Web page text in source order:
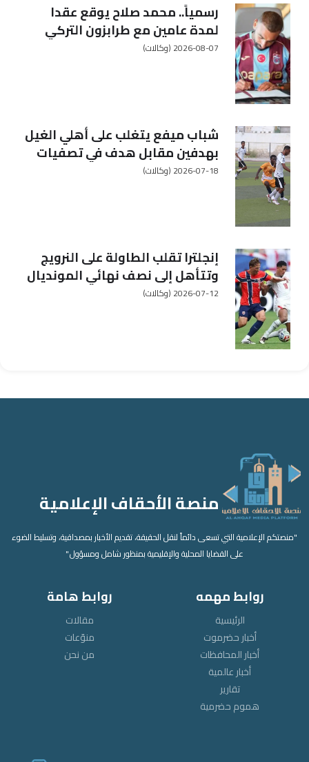
رسمياً.. محمد صلاح يوقع عقدا
لمدة عامين مع طرابزون التركي
2026-08-07 (وكالات)
شباب ميفع يتغلب على أهلي الغيل
بهدفين مقابل هدف في تصفيات
أندية الثالثة
2026-07-18 (وكالات)
إنجلترا تقلب الطاولة على النرويج
وتتأهل إلى نصف نهائي المونديال
2026-07-12 (وكالات)
منصة الأحقاف الإعلامية
"منصتكم الإعلامية التي تسعى دائماً لنقل الحقيقة، تقديم الأخبار بمصداقية، وتسليط الضوء
على القضايا المحلية والإقليمية بمنظور شامل ومسؤول."
روابط مهمه
الرئيسية
أخبار حضرموت
أخبار المحافظات
أخبار عالمية
تقارير
هموم حضرمية
روابط هامة
مقالات
منوّعات
من نحن